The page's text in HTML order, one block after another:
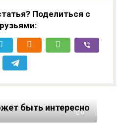
Поделиться с
быть интересно
0